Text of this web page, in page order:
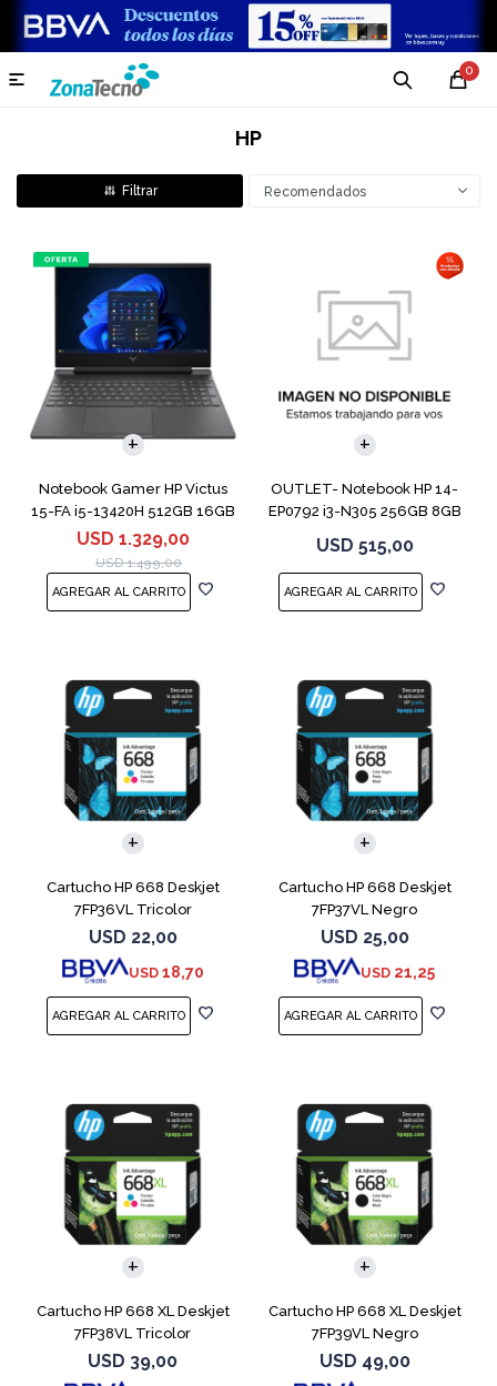
0

HP
Recomendados
Notebook Gamer HP Victus
15-FA i5-13420H 512GB 16GB
RTX 4050
USD 1.329,00
USD 1.499,00
COMPARAR
OUTLET- Notebook HP 14-
EP0792 i3-N305 256GB 8GB
USD 515,00
COMPARAR
Cartucho HP 668 Deskjet
7FP36VL Tricolor
USD 22,00
USD 18,70
Cartucho HP 668 Deskjet
7FP37VL Negro
USD 25,00
USD 21,25
Cartucho HP 668 XL Deskjet
7FP38VL Tricolor
USD 39,00
Cartucho HP 668 XL Deskjet
7FP39VL Negro
USD 49,00